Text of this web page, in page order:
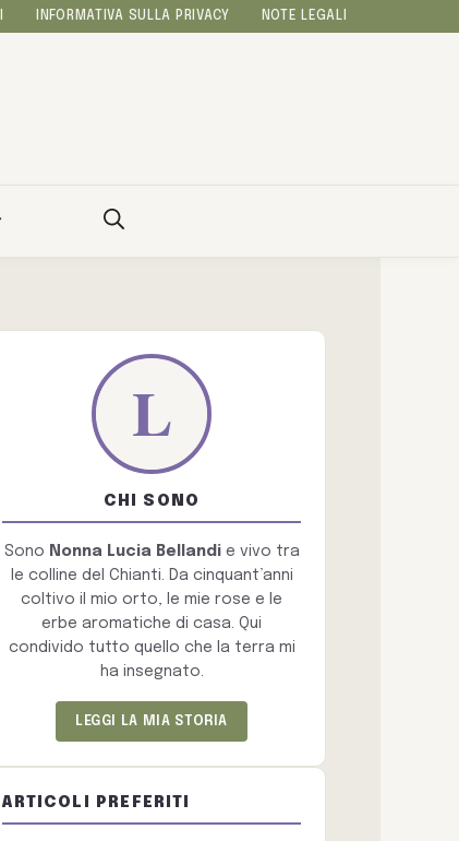
INFORMATIVA SULLA PRIVACY NOTE LEGALI
CHI SONO
Sono Nonna Lucia Bellandie vivo tra
le colline del Chianti. Da cinquant’anni
coltivo il mio orto, le mie rose e le
erbe aromatiche di casa. Qui
condivido tutto quello che la terra mi
ha insegnato.
LEGGI LA MIA STORIA
ARTICOLI PREFERITI